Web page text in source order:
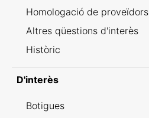
Homologació de proveïdors
Altres qüestions d'interès
Històric
D'interès
Botigues